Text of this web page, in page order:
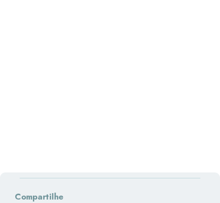
Compartilhe